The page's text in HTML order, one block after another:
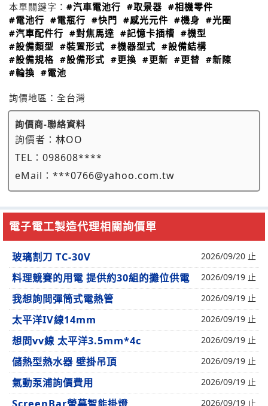
本單關鍵字： #汽車電池行 #取景器 #相機零件
#電池行 #電瓶行 #快門 #感光元件 #機身 #光圈
#汽車配件行 #對焦馬達 #記憶卡插槽 #機型
#設備類型 #裝置形式 #機器型式 #設備結構
#設備規格 #設備形式 #更換 #更新 #更替 #新陳
#輪換 #電池
詢價地區： 全台灣
詢價商-聯絡資料
詢價者： 林OO
TEL： 098608****
eMail： ***0766@yahoo.com.tw
電子電工製造代理相關詢價單
玻璃割刀 TC-30V 2026/09/20 止
料理競賽的用電 提供約30組的攤位供電 2026/09/19 止
我想詢問彈筒式電熱管 2026/09/19 止
太平洋IV線14mm 2026/09/19 止
想問vv線 太平洋3.5mm*4c 2026/09/19 止
儲熱型熱水器 壁掛吊頂 2026/09/19 止
氣動泵浦詢價費用 2026/09/19 止
2026/09/19 止